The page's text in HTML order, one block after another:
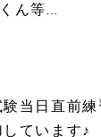
ん等...
当日直前
ています♪